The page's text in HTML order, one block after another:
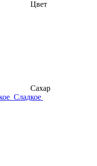
Цвет
Сахар
Сладкое